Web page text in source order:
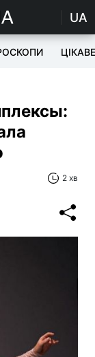
UA
ЦІКАВЕ
2 хв